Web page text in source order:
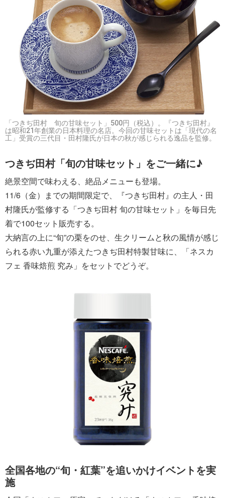
「つきぢ田村 旬の甘味セット」500円（税込）。『つきぢ田村』
は昭和21年創業の日本料理の名店。今回の甘味セットは「現代の名
工」受賞の三代目・田村隆氏が日本の秋が感じられる逸品を監修。
つきぢ田村「旬の甘味セット」をご一緒に♪
絶景空間で味わえる、絶品メニューも登場。
11/6（金）までの期間限定で、『つきぢ田村』の主人・田
村隆氏が監修する「つきぢ田村 旬の甘味セット」を毎日先
着で100セット販売する。
大納言の上に“旬”の栗をのせ、生クリームと秋の風情が感じ
られる赤い九重が添えたつきぢ田村特製甘味に、「ネスカ
フェ 香味焙煎 究み」をセットでどうぞ。
全国各地の“旬・紅葉”を追いかけイベントを実
施